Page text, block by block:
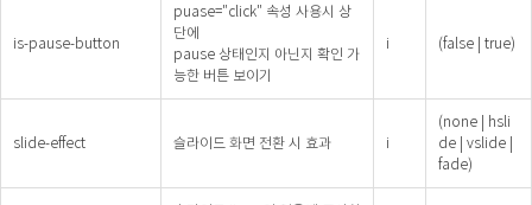
is-pause-button
puase="click" 속성 사용시 상
단에
pause 상태인지 아닌지 확인 가
능한 버튼 보이기
i (false | true)
slide-effect 슬라이드 화면 전환 시 효과 i
(none | hsli
de | vslide |
fade)